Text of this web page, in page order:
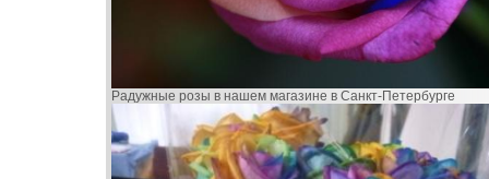
Радужные розы в нашем магазине в Санкт-Петербурге